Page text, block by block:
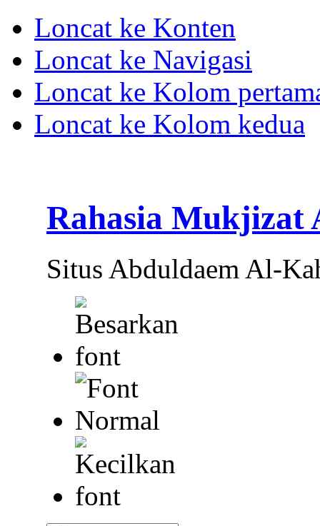
Loncat ke Konten
Loncat ke Navigasi
Loncat ke Kolom
Loncat ke Kolom kedua
Rahasia Mukjizat
Situs Abduldaem Al-